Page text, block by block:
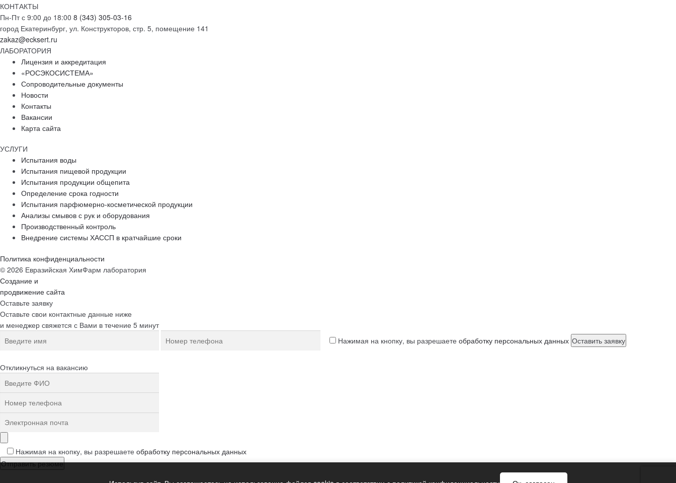
КОНТАКТЫ
Пн-Пт с 9:00 до 18:00 8 (343) 305-03-16
город Екатеринбург, ул. Конструкторов, стр. 5, помещение 141
zakaz@ecksert.ru
ЛАБОРАТОРИЯ
Лицензия и аккредитация
«РОСЭКОСИСТЕМА»
Сопроводительные документы
Новости
Контакты
Вакансии
Карта сайта
УСЛУГИ
Испытания воды
Испытания пищевой продукции
Испытания продукции общепита
Определение срока годности
Испытания парфюмерно-косметической продукции
Анализы смывов с рук и оборудования
Производственный контроль
Внедрение системы ХАССП в кратчайшие сроки
Политика конфиденциальности
© 2026 Евразийская ХимФарм лаборатория
Создание и
продвижение сайта
Оставьте заявку
Оставьте свои контактные данные ниже
и менеджер свяжется с Вами в течение 5 минут
Нажимая на кнопку, вы разрешаете обработку персональных данных
Откликнуться на вакансию
Нажимая на кнопку, вы разрешаете обработку персональных данных